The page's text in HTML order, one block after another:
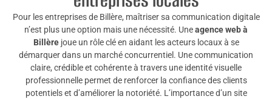
Pour les entreprises de Billère, maîtriser sa communication digitale
n’est plus une option mais une nécessité. Uneagence web à
Billèrejoue un rôle clé en aidant les acteurs locaux à se
démarquer dans un marché concurrentiel. Une communication
claire, crédible et cohérente à travers une identité visuelle
professionnelle permet de renforcer la confiance des clients
potentiels et d’améliorer la notoriété. L’importance d’un site